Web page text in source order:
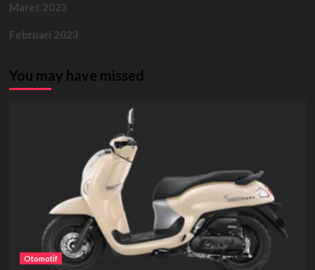
Maret 2023
Februari 2023
You may have missed
Otomotif